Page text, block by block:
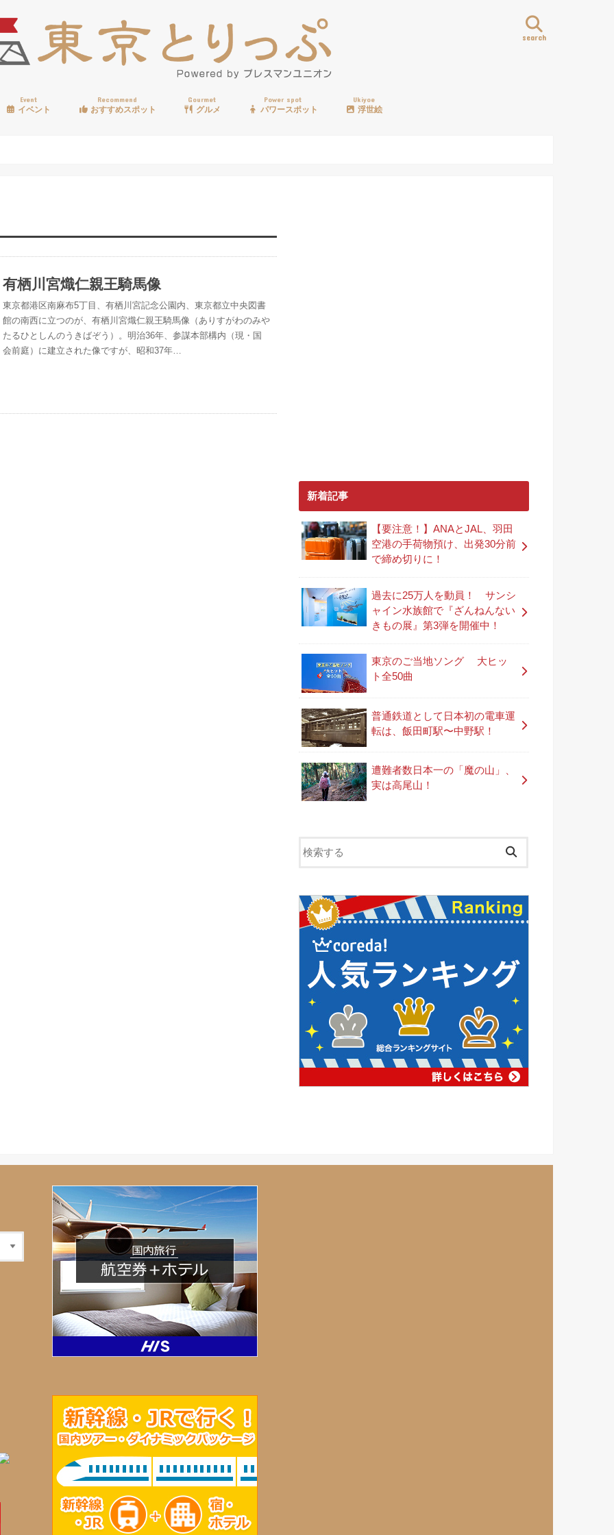
search
Event
イベント
Recommend
おすすめスポット
Gourmet
グルメ
Power spot
パワースポット
Ukiyoe
浮世絵
有栖川宮熾仁親王騎馬像
東京都港区南麻布5丁目、有栖川宮記念公園内、東京都立中央図書
館の南西に立つのが、有栖川宮熾仁親王騎馬像（ありすがわのみや
たるひとしんのうきばぞう）。明治36年、参謀本部構内（現・国
会前庭）に建立された像ですが、昭和37年…
新着記事
【要注意！】ANAとJAL、羽田
空港の手荷物預け、出発30分前
で締め切りに！
過去に25万人を動員！ サンシ
ャイン水族館で『ざんねんない
きもの展』第3弾を開催中！
東京のご当地ソング 大ヒッ
ト全50曲
普通鉄道として日本初の電車運
転は、飯田町駅〜中野駅！
遭難者数日本一の「魔の山」、
実は高尾山！